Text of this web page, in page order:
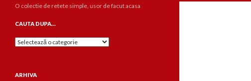
O colectie de retete simple, usor de facut acasa
CAUTA DUPA…
Cauta
ARHIVA